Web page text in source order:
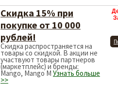
Скидка 15% при
покупке от 10 000
рублей!
Скидка распространяется на
товары со скидкой. В акции не
участвуют товары партнеров
(маркетплейс) и бренды:
Mango, Mango M Узнать больше
>>